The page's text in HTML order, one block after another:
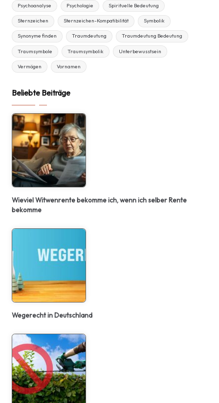
Psychoanalyse Psychologie Spirituelle Bedeutung
Sternzeichen Sternzeichen-Kompatibilität Symbolik
Synonyme finden Traumdeutung Traumdeutung Bedeutung
Traumsymbole Traumsymbolik Unterbewusstsein
Vermögen Vornamen
Beliebte Beiträge
Wieviel Witwenrente bekomme ich, wenn ich selber Rente
bekomme
Wegerecht in Deutschland